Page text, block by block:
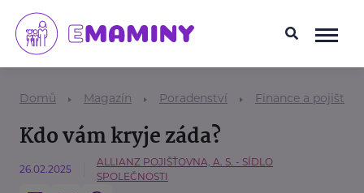
Domů Magazín Poradenství Finance a pojištění
Kdo vám kryje záda?
26.02.2025
ALLIANZ POJIŠŤOVNA, A. S. - SÍDLO
SPOLEČNOSTI